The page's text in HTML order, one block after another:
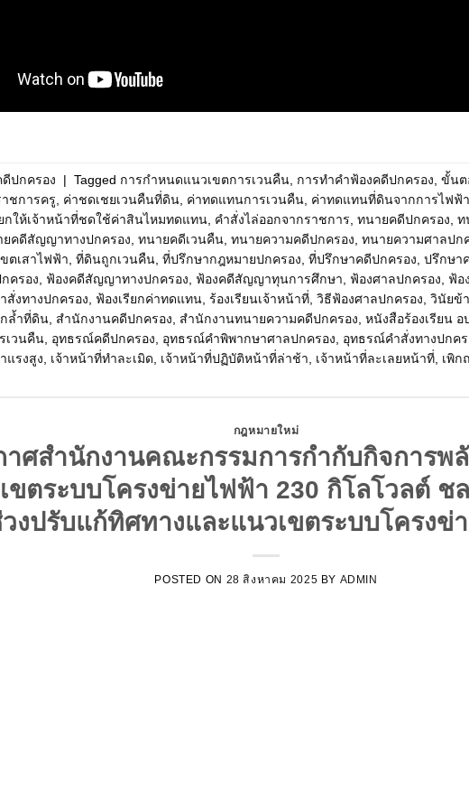
ดีปกครอง | Tagged การกำหนดแนวเขตการเวนคืน การทำคำฟ้องคดีปกครอง ขั้นต
ชการครู ค่าชดเชยเวนคืนที่ดิน ค่าทดแทนการเวนคืน ค่าทดแทนที่ดินจากการไฟฟ้า
กให้เจ้าหน้าที่ชดใช้ค่าสินไหมทดแทน คำสั่งไล่ออกจากราชการ ทนายคดีปกครอง ท
ยคดีสัญญาทางปกครอง ทนายคดีเวนคืน ทนายความคดีปกครอง ทนายความศาลปก
ตเสาไฟฟ้า ที่ดินถูกเวนคืน ที่ปรึกษากฎหมายปกครอง ที่ปรึกษาคดีปกครอง ปรึกษา
ครอง ฟ้องคดีสัญญาทางปกครอง ฟ้องคดีสัญญาทุนการศึกษา ฟ้องศาลปกครอง ฟ้อ
สั่งทางปกครอง ฟ้องเรียกค่าทดแทน ร้องเรียนเจ้าหน้าที่ วิธีฟ้องศาลปกครอง วินัยข้
ล้ำที่ดิน สำนักงานคดีปกครอง สำนักงานทนายความคดีปกครอง หนังสือร้องเรียน อ
เวนคืน อุทธรณ์คดีปกครอง อุทธรณ์คำพิพากษาศาลปกครอง อุทธรณ์คำสั่งทางปกคร
แรงสูง เจ้าหน้าที่ทำละเมิด เจ้าหน้าที่ปฏิบัติหน้าที่ล่าช้า เจ้าหน้าที่ละเลยหน้าที่ เพิก
กฎหมายใหม่
าศสำนักงานคณะกรรมการกำกับกิจการพลั
ขตระบบโครงข่ายไฟฟ้า 230 กิโลโวลต์ ช
งปรับแก้ทิศทางและแนวเขตระบบโครงข่
POSTED ON 28 สิงหาคม 2025 BY ADMIN